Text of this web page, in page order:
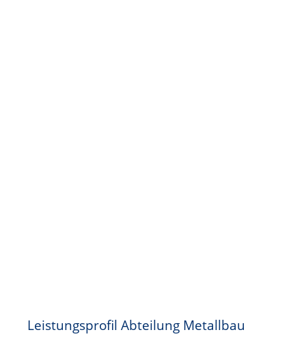
Leistungsprofil Abteilung Metallbau